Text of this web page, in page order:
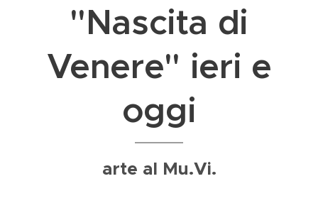
"Nascita di
Venere" ieri e
oggi
arte al Mu.Vi.